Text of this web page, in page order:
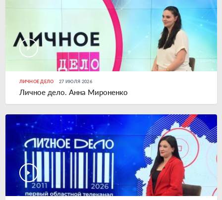
ЛИЧНОЕ ДЕЛО 27 ИЮЛЯ 2026
Личное дело. Анна Мироненко